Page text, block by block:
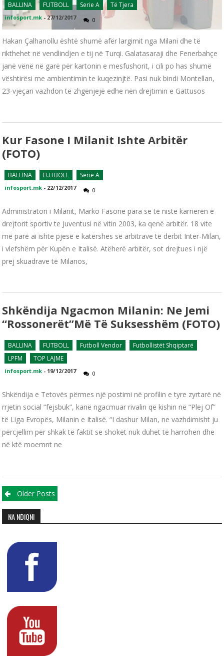
BALLINA FUTBOLL Serie A Të Tjera
infosport.mk -27/12/2017 0
Hakan Çalhanollu është shumë afër largimit nga Milani dhe të
rikthehet në vendlindjen e tij në Turqi. Galatasaraji dhe Fenerbahçe
janë vënë në garë për kartonin e mesfushorit, i cili po has shumë
vështirësi me ambientimin te kuqezinjtë. Pasi nuk bindi Montellan,
23-vjeçari vazhdon të zhgënjejë edhe nën drejtimin e Gattusos
Kur Fasone I Milanit Ishte Arbitër
(FOTO)
BALLINA FUTBOLL Serie A
infosport.mk - 22/12/2017 0
Administratori i Milanit, Marko Fasone para se të niste karrierën e
drejtorit sportiv te Juventusi në vitin 2003, ka qenë arbitër. 18 vite
më parë ai ishte pjesë e katërshes së arbitrave të derbit Inter-Milan,
i vlefshëm për Kupën e Italisë. Atëherë arbitër, sot drejtues i një
prej skuadrave të Milanos,
Shkëndija Ngacmon Milanin: Ne Jemi
“Rossonerët”më Të Suksesshëm (FOTO)
BALLINA FUTBOLL Futboll Vendor
Futbollistët Shqiptarë
LPFM
TOP LAJME
infosport.mk - 19/12/2017 0
Shkëndija e Tetovës përmes një postimi në profilin e tyre zyrtarë në
rrjetin social “fejsbuk”, kanë ngacmuar rivalin që kishin në “Plej Of”
të Liga Evropës, Milanin e Italisë. “I dashur Milan, ne vazhdimisht ju
përcjellim për shkak të faktit se shokët nuk duhet të harrohen dhe
në ktë moemnt ne
Posts navigation
Older Posts
NA NDIQNI